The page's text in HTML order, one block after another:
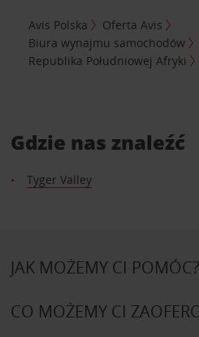
Avis Polska
Oferta Avis
Biura wynajmu samochodów
Republika Południowej Afryki
Gdzie nas znaleźć
Tyger Valley
JAK MOŻEMY CI POMÓC?
CO MOŻEMY CI